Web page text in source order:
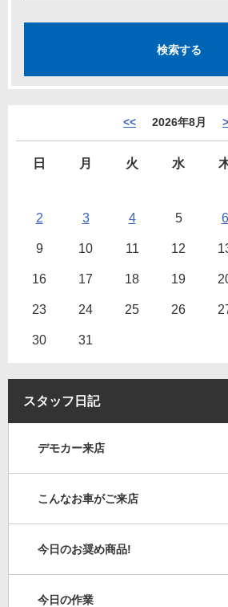
<< 2026年8月
日 月 火 水
2 3 4 5 6
9 10 11 12
16 17 18 19
23 24 25 26
30 31
スタッフ日記
デモカー来店
こんなお車がご来店
今日のお奨め商品!
今日の作業